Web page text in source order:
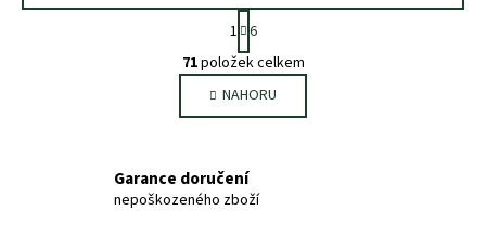
O
v
l
á
a
c
S
t
r
á
n
k
á
n
1 6
71položek celkem
NAHORU
Garance doručení
nepoškozeného zboží